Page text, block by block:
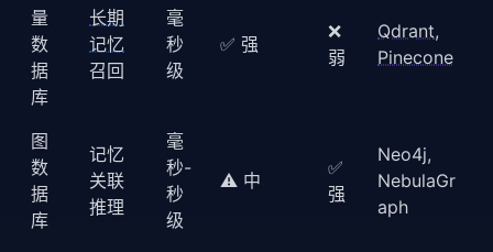
量
数
据
库
长期
记忆
召回
毫
秒
级
✅ 强
❌
弱
Qdrant,
Pinecone
图
数
据
库
记忆
关联
推理
毫
秒-
秒
级
⚠️ 中
✅
强
Neo4j,
NebulaGr
aph